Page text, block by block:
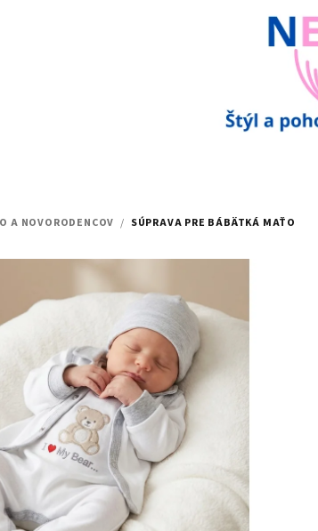
A NOVORODENCOV / SÚPRAVA PRE BÁBÄTKÁ MAŤO